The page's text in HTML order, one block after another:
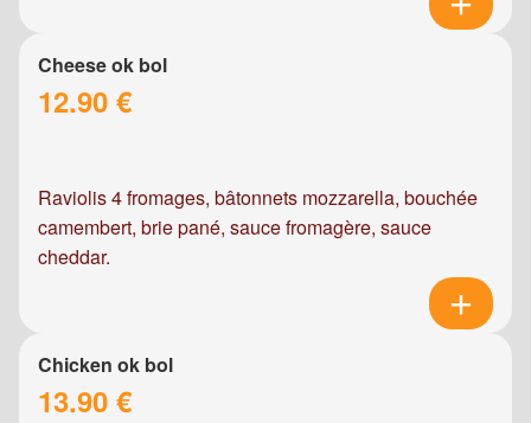
Cheese ok bol
12.90 €
Raviolis 4 fromages, bâtonnets mozzarella, bouchée
camembert, brie pané, sauce fromagère, sauce
cheddar.
Chicken ok bol
13.90 €